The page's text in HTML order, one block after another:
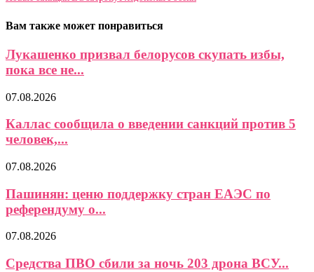
Вам также может понравиться
Лукашенко призвал белорусов скупать избы,
пока все не...
07.08.2026
Каллас сообщила о введении санкций против 5
человек,...
07.08.2026
Пашинян: ценю поддержку стран ЕАЭС по
референдуму о...
07.08.2026
Средства ПВО сбили за ночь 203 дрона ВСУ...